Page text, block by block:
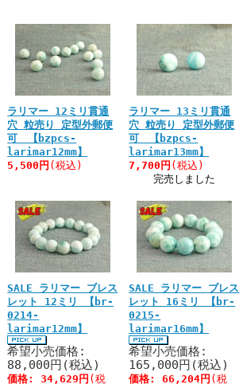
ラリマー 12ミリ貫通
穴 粒売り 定型外郵便
可 【bzpcs-
larimar12mm】
5,500円 (税込)
ラリマー 13ミリ貫通
穴 粒売り 定型外郵便
可 【bzpcs-
larimar13mm】
7,700円 (税込)
完売しました
SALE ラリマー ブレス
レット 12ミリ 【br-
0214-
larimar12mm】
希望小売価格:
88,000円(税込)
価格:34,629円 (税
SALE ラリマー ブレス
レット 16ミリ 【br-
0215-
larimar16mm】
希望小売価格:
165,000円(税込)
価格:66,204円 (税